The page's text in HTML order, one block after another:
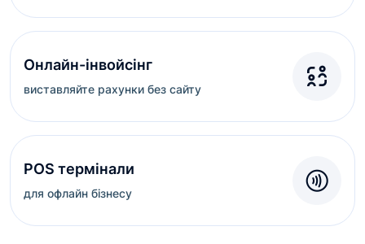
Онлайн-інвойсінг
виставляйте рахунки без сайту
POS термінали
для офлайн бізнесу